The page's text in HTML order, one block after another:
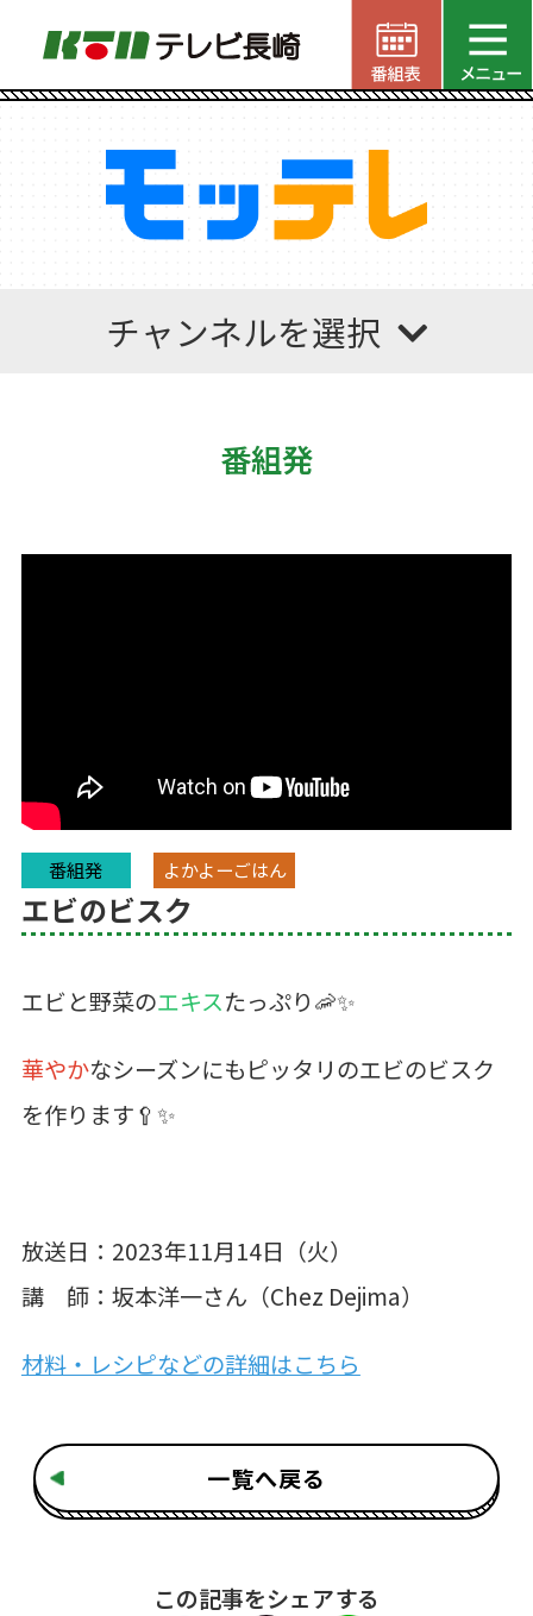
チャンネルを選択
番組発
番組発 よかよーごはん
エビのビスク
エビと野菜のエキスたっぷり🦐✨
華やかなシーズンにもピッタリのエビのビスク
を作ります🥄✨
放送日：2023年11月14日（火）
講 師：坂本洋一さん（Chez Dejima）
材料・レシピなどの詳細はこちら
一覧へ戻る
この記事をシェアする